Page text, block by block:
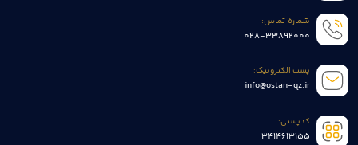
شماره تماس:
028-33892000
پست الکترونیک:
info@ostan-qz.ir
کدپستی:
3414613155